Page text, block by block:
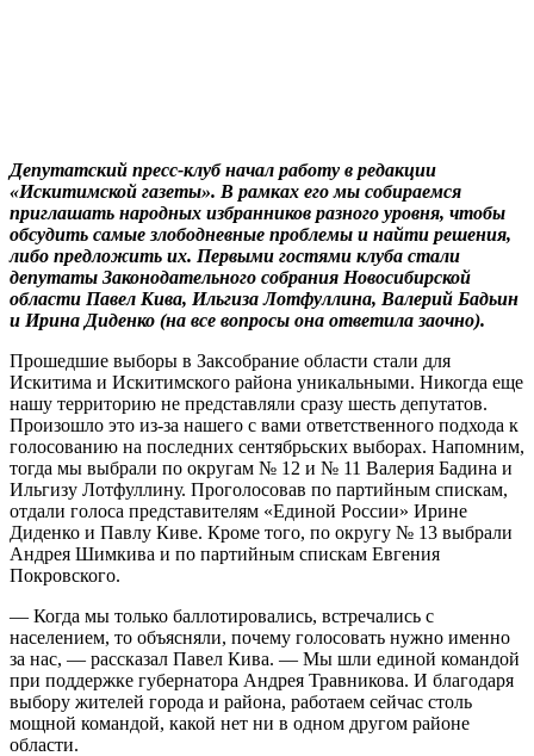
Депутатский пресс-клуб начал работу в редакции
«Искитимской газеты». В рамках его мы собираемся
приглашать народных избранников разного уровня, чтобы
обсудить самые злободневные проблемы и найти решения,
либо предложить их. Первыми гостями клуба стали
депутаты Законодательного собрания Новосибирской
области Павел Кива, Ильгиза Лотфуллина, Валерий Бадьин
и Ирина Диденко (на все вопросы она ответила заочно).
Прошедшие выборы в Заксобрание области стали для
Искитима и Искитимского района уникальными. Никогда еще
нашу территорию не представляли сразу шесть депутатов.
Произошло это из-за нашего с вами ответственного подхода к
голосованию на последних сентябрьских выборах. Напомним,
тогда мы выбрали по округам № 12 и № 11 Валерия Бадина и
Ильгизу Лотфуллину. Проголосовав по партийным спискам,
отдали голоса представителям «Единой России» Ирине
Диденко и Павлу Киве. Кроме того, по округу № 13 выбрали
Андрея Шимкива и по партийным спискам Евгения
Покровского.
— Когда мы только баллотировались, встречались с
населением, то объясняли, почему голосовать нужно именно
за нас, — рассказал Павел Кива. — Мы шли единой командой
при поддержке губернатора Андрея Травникова. И благодаря
выбору жителей города и района, работаем сейчас столь
мощной командой, какой нет ни в одном другом районе
области.